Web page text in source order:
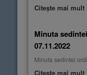
Citește mai mult
Minuta
07.11.2022
Minuta sedintei
Citește mai mult